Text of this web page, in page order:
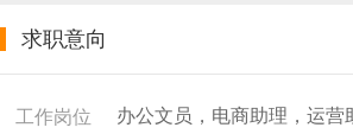
求职意向
工作岗位
办公文员，电商助理，运营